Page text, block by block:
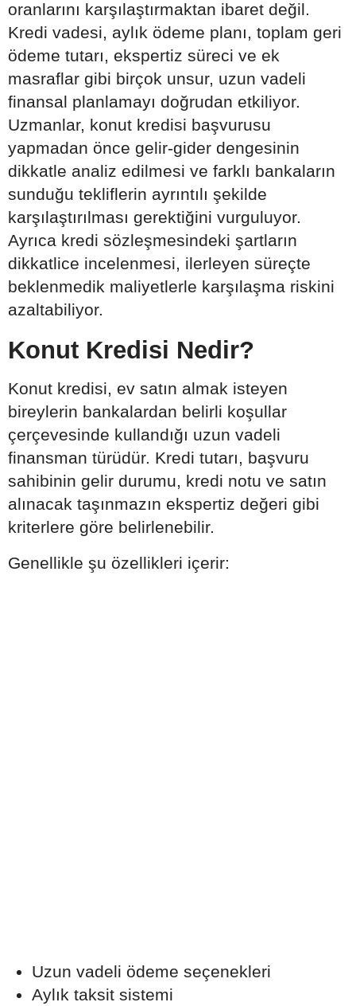
oranlarını karşılaştırmaktan ibaret değil.
Kredi vadesi, aylık ödeme planı, toplam geri
ödeme tutarı, ekspertiz süreci ve ek
masraflar gibi birçok unsur, uzun vadeli
finansal planlamayı doğrudan etkiliyor.
Uzmanlar, konut kredisi başvurusu
yapmadan önce gelir-gider dengesinin
dikkatle analiz edilmesi ve farklı bankaların
sunduğu tekliflerin ayrıntılı şekilde
karşılaştırılması gerektiğini vurguluyor.
Ayrıca kredi sözleşmesindeki şartların
dikkatlice incelenmesi, ilerleyen süreçte
beklenmedik maliyetlerle karşılaşma riskini
azaltabiliyor.
Konut Kredisi Nedir?
Konut kredisi, ev satın almak isteyen
bireylerin bankalardan belirli koşullar
çerçevesinde kullandığı uzun vadeli
finansman türüdür. Kredi tutarı, başvuru
sahibinin gelir durumu, kredi notu ve satın
alınacak taşınmazın ekspertiz değeri gibi
kriterlere göre belirlenebilir.
Genellikle şu özellikleri içerir:
Uzun vadeli ödeme seçenekleri
Aylık taksit sistemi